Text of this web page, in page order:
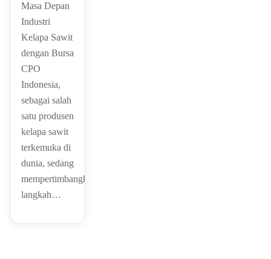
Masa Depan
Industri
Kelapa Sawit
dengan Bursa
CPO
Indonesia,
sebagai salah
satu produsen
kelapa sawit
terkemuka di
dunia, sedang
mempertimbangkan
langkah…